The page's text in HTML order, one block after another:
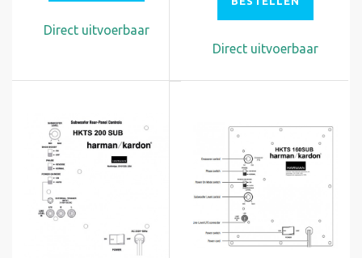
Direct uitvoerbaar
Direct uitvoerbaar